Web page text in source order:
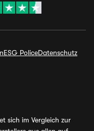
ESG PoliceDatenschutz
sich im Vergleich zur